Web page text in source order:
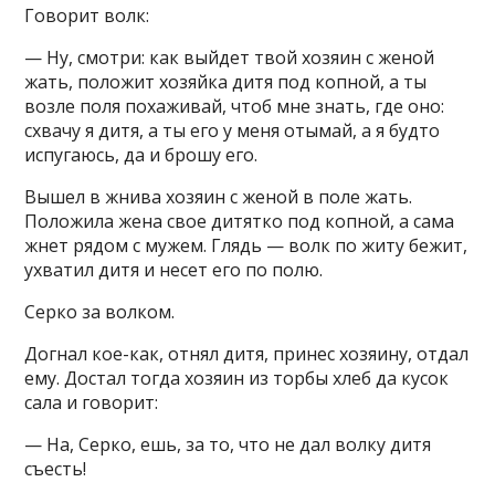
Говорит волк:
— Ну, смотри: как выйдет твой хозяин с женой
жать, положит хозяйка дитя под копной, а ты
возле поля похаживай, чтоб мне знать, где оно:
схвачу я дитя, а ты его у меня отымай, а я будто
испугаюсь, да и брошу его.
Вышел в жнива хозяин с женой в поле жать.
Положила жена свое дитятко под копной, а сама
жнет рядом с мужем. Глядь — волк по житу бежит,
ухватил дитя и несет его по полю.
Серко за волком.
Догнал кое-как, отнял дитя, принес хозяину, отдал
ему. Достал тогда хозяин из торбы хлеб да кусок
сала и говорит:
— На, Серко, ешь, за то, что не дал волку дитя
съесть!